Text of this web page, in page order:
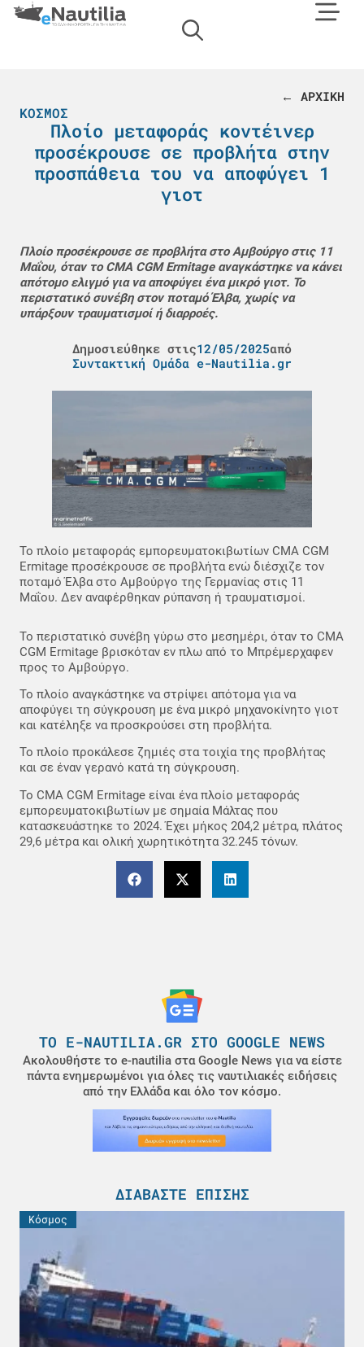
← ΑΡΧΙΚΗ
ΚΌΣΜΟΣ
Πλοίο μεταφοράς κοντέινερ
προσέκρουσε σε προβλήτα στην
προσπάθεια του να αποφύγει 1
γιοτ
Πλοίο προσέκρουσε σε προβλήτα στο Αμβούργο στις 11
Μαΐου, όταν το CMA CGM Ermitage αναγκάστηκε να κάνει
απότομο ελιγμό για να αποφύγει ένα μικρό γιοτ. Το
περιστατικό συνέβη στον ποταμό Έλβα, χωρίς να
υπάρξουν τραυματισμοί ή διαρροές.
Δημοσιεύθηκε στις12/05/2025από
Συντακτική Ομάδα e-Nautilia.gr
Το πλοίο μεταφοράς εμπορευματοκιβωτίων CMA CGM
Ermitage προσέκρουσε σε προβλήτα ενώ διέσχιζε τον
ποταμό Έλβα στο Αμβούργο της Γερμανίας στις 11
Μαΐου. Δεν αναφέρθηκαν ρύπανση ή τραυματισμοί.
Το περιστατικό συνέβη γύρω στο μεσημέρι, όταν το CMA
CGM Ermitage βρισκόταν εν πλω από το Μπρέμερχαφεν
προς το Αμβούργο.
Το πλοίο αναγκάστηκε να στρίψει απότομα για να
αποφύγει τη σύγκρουση με ένα μικρό μηχανοκίνητο γιοτ
και κατέληξε να προσκρούσει στη προβλήτα.
Το πλοίο προκάλεσε ζημιές στα τοιχία της προβλήτας
και σε έναν γερανό κατά τη σύγκρουση.
Το CMA CGM Ermitage είναι ένα πλοίο μεταφοράς
εμπορευματοκιβωτίων με σημαία Μάλτας που
κατασκευάστηκε το 2024. Έχει μήκος 204,2 μέτρα, πλάτος
29,6 μέτρα και ολική χωρητικότητα 32.245 τόνων.
ΤΟ E-NAUTILIA.GR ΣΤΟ GOOGLE NEWS
Ακολουθήστε το e-nautilia στα Google News για να είστε
πάντα ενημερωμένοι για όλες τις ναυτιλιακές ειδήσεις
από την Ελλάδα και όλο τον κόσμο.
ΔΙΑΒΆΣΤΕ ΕΠΊΣΗΣ
Κόσμος